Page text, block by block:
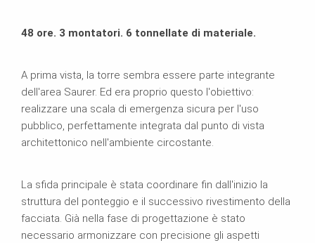
48 ore. 3 montatori. 6 tonnellate di materiale.
A prima vista, la torre sembra essere parte integrante
dell'area Saurer. Ed era proprio questo l'obiettivo:
realizzare una scala di emergenza sicura per l'uso
pubblico, perfettamente integrata dal punto di vista
architettonico nell'ambiente circostante.
La sfida principale è stata coordinare fin dall'inizio la
struttura del ponteggio e il successivo rivestimento della
facciata. Già nella fase di progettazione è stato
necessario armonizzare con precisione gli aspetti